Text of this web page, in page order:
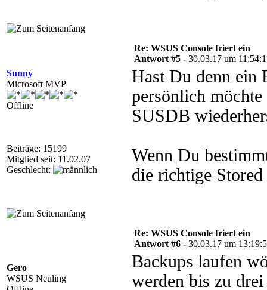
Sunny
Microsoft MVP
Offline
Beiträge: 15199
Mitglied seit: 11.02.07
Geschlecht:
Re: WSUS Console friert ein
Antwort #5 - 30.03.17 um
Hast Du denn ein
persönlich
SUSDB
Wenn Du
die richtige
Gero
WSUS Neuling
Re: WSUS Console friert ein
Antwort #6 - 30.03.17 um
Backups laufen
werden bis zu